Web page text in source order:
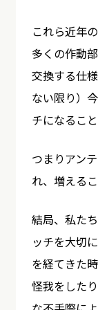
これら近年
多くの作動
交換する仕
ない限り）
チになるこ
つまりアン
れ、増える
結局、私た
ッチを大切
を経てきた
怪我をした